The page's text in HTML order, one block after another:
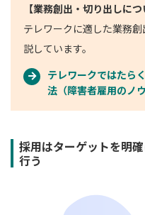
【業務創出・切り出しに
テレワークに適した業務
説しています。
テレワークではたら
法（障害者雇用のノ
採用はターゲットを明
行う